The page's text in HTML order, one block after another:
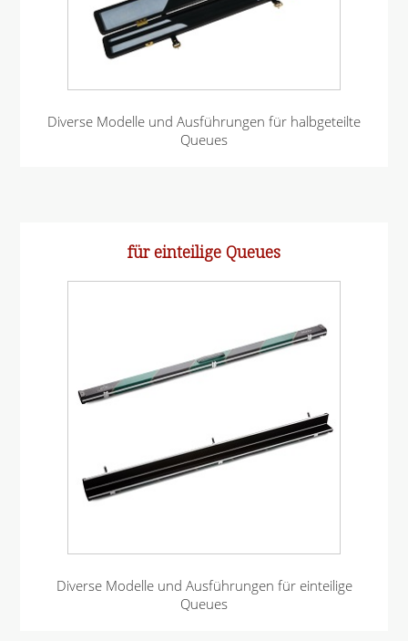
Diverse Modelle und Ausführungen für halbgeteilte
Queues
für einteilige Queues
Diverse Modelle und Ausführungen für einteilige
Queues